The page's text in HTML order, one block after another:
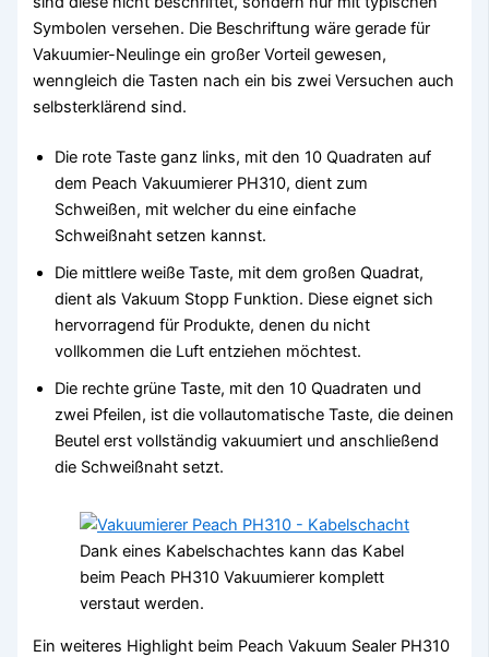
Symbolen versehen. Die Beschriftung wäre gerade für
Vakuumier-Neulinge ein großer Vorteil gewesen,
wenngleich die Tasten nach ein bis zwei Versuchen auch
selbsterklärend sind.
Die rote Taste ganz links, mit den 10 Quadraten auf
dem Peach Vakuumierer PH310, dient zum
Schweißen, mit welcher du eine einfache
Schweißnaht setzen kannst.
Die mittlere weiße Taste, mit dem großen Quadrat,
dient als Vakuum Stopp Funktion. Diese eignet sich
hervorragend für Produkte, denen du nicht
vollkommen die Luft entziehen möchtest.
Die rechte grüne Taste, mit den 10 Quadraten und
zwei Pfeilen, ist die vollautomatische Taste, die deinen
Beutel erst vollständig vakuumiert und anschließend
die Schweißnaht setzt.
Dank eines Kabelschachtes kann das Kabel
beim Peach PH310 Vakuumierer komplett
verstaut werden.
Ein weiteres Highlight beim Peach Vakuum Sealer PH310